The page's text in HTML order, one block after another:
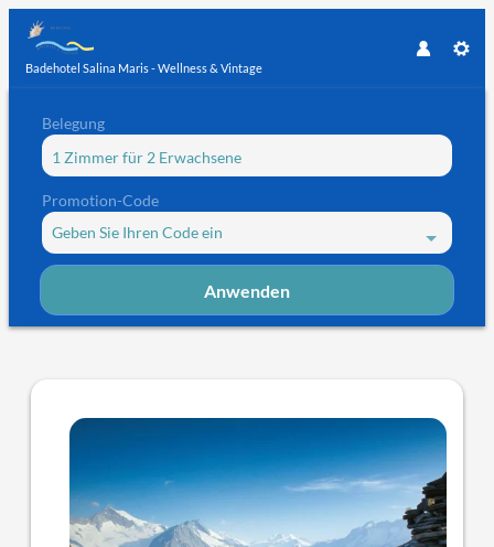
Belegung
1 Zimmerfür 2 Erwachsene
Promotion-Code
Geben Sie Ihren Code ein
Anwenden
Badehotel Salina Maris - Wellness & Vintage
Angebotsdetails für Aletsch